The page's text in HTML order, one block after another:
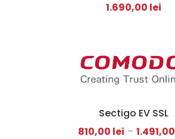
1.690,00 lei
Sectigo EV SSL
810,00 lei – 1.491,00